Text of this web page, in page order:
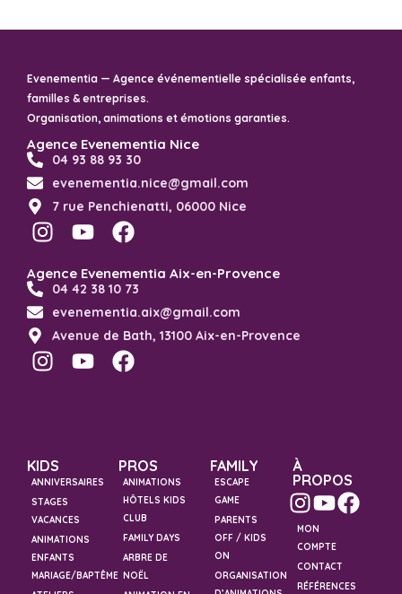
Evenementia — Agence événementielle spécialisée enfants,
familles & entreprises.
Organisation, animations et émotions garanties.
Agence Evenementia Nice
04 93 88 93 30
evenementia.nice@gmail.com
7 rue Penchienatti, 06000 Nice
Agence Evenementia Aix-en-Provence
04 42 38 10 73
evenementia.aix@gmail.com
Avenue de Bath, 13100 Aix-en-Provence
KIDS
ANNIVERSAIRES
STAGES
VACANCES
ANIMATIONS
ENFANTS
MARIAGE/BAPTÊME
PROS
ANIMATIONS
HÔTELS KIDS
CLUB
FAMILY DAYS
ARBRE DE
NOËL
FAMILY
ESCAPE
GAME
PARENTS
OFF / KIDS
ON
ORGANISATION
À
PROPOS
MON
COMPTE
CONTACT
RÉFÉRENCES